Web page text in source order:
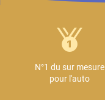
Mitsubishi
N°1 du sur mesure
pour l'auto